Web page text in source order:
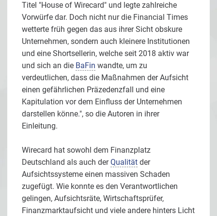
Titel "House of Wirecard" und legte zahlreiche
Vorwürfe dar. Doch nicht nur die Financial Times
wetterte früh gegen das aus ihrer Sicht obskure
Unternehmen, sondern auch kleinere Institutionen
und eine Shortsellerin, welche seit 2018 aktiv war
und sich an die BaFin wandte, um zu
verdeutlichen, dass die Maßnahmen der Aufsicht
einen gefährlichen Präzedenzfall und eine
Kapitulation vor dem Einfluss der Unternehmen
darstellen könne.", so die Autoren in ihrer
Einleitung.
Wirecard hat sowohl dem Finanzplatz
Deutschland als auch derQualität der
Aufsichtssysteme einen massiven Schaden
zugefügt. Wie konnte es den Verantwortlichen
gelingen, Aufsichtsräte, Wirtschaftsprüfer,
Finanzmarktaufsicht und viele andere hinters Licht